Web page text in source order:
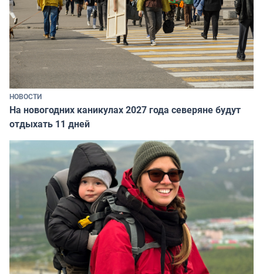
НОВОСТИ
На новогодних каникулах 2027 года северяне будут
отдыхать 11 дней